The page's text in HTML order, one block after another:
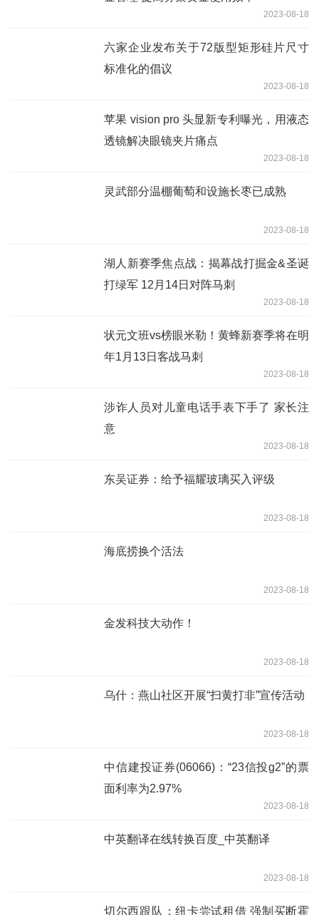
2023-08-18
六家企业发布关于72版型矩形硅片尺寸
标准化的倡议
2023-08-18
苹果 vision pro 头显新专利曝光，用液态
透镜解决眼镜夹片痛点
2023-08-18
灵武部分温棚葡萄和设施长枣已成熟
2023-08-18
湖人新赛季焦点战：揭幕战打掘金&圣诞
打绿军 12月14日对阵马刺
2023-08-18
状元文班vs榜眼米勒！黄蜂新赛季将在明
年1月13日客战马刺
2023-08-18
涉诈人员对儿童电话手表下手了 家长注
意
2023-08-18
东吴证券：给予福耀玻璃买入评级
2023-08-18
海底捞换个活法
2023-08-18
金发科技大动作！
2023-08-18
乌什：燕山社区开展“扫黄打非”宣传活动
2023-08-18
中信建投证券(06066)：“23信投g2”的票
面利率为2.97%
2023-08-18
中英翻译在线转换百度_中英翻译
2023-08-18
切尔西跟队：纽卡尝试租借 强制买断霍